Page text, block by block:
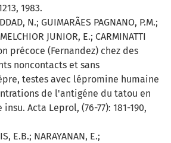
1983.
N.; GUIMARÃES PAGNANO, P.M.;
JUNIOR, E.; CARMINATTI
précoce (Fernandez) chez des
noncontacts et sans
testes avec lépromine humaine
de l'antigéne du tatou en
Acta Leprol, (76-77): 181-190,
E.B.; NARAYANAN, E.;